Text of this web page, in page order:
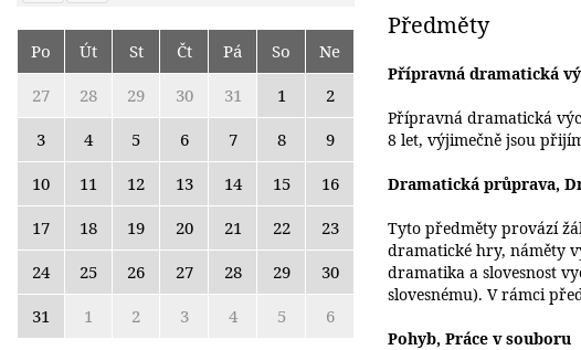
Po Út St Čt Pá So
Ne
27
28 29 30 31 1
2
3
4 5 6 7 8
9
10
11 12 13 14 15
16
17
18 19 20 21 22
23
24
25 26 27 28 29
30
31
1 2 3 4 5 6
Předměty
Přípravná dramatická
Přípravná dramatická
8 let, výjimečně jsou
Dramatická průprava,
Tyto předměty provází
dramatické hry, náměty
dramatika a slovesnost
slovesnému). V rámci
Pohyb, Práce v souboru